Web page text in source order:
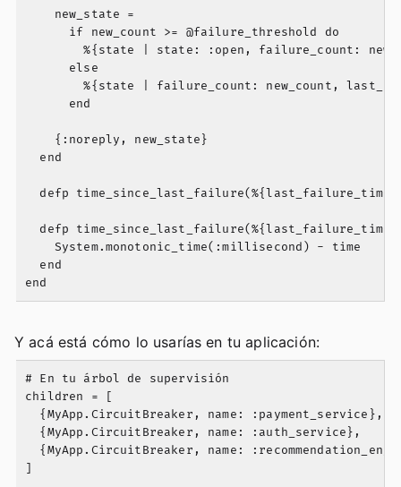
    new_state =
      if new_count >= @failure_threshold do
%{state | state: :open, failure_count:
      else
%{state | failure_count: new_count,
      end
    {:noreply, new_state}
  end
defp
defp
    System.monotonic_time(:millisecond) - time
  end
Y acá está cómo lo usarías en tu aplicación:
# En tu árbol de supervisión
children = [
  {MyApp.CircuitBreaker, name: :payment_service},
  {MyApp.CircuitBreaker, name: :auth_service},
{MyApp.CircuitBreaker, name:
]